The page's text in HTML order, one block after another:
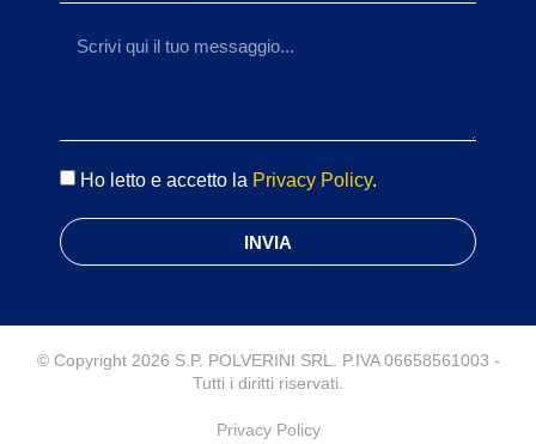
Ho letto e accetto la Privacy Policy.
INVIA
© Copyright 2026 S.P. POLVERINI SRL. P.IVA 06658561003 -
Tutti i diritti riservati.
Privacy Policy